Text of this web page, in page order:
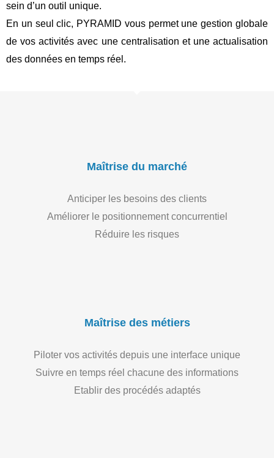
sein d’un outil unique.
En un seul clic, PYRAMID vous permet une gestion globale
de vos activités avec une centralisation et une actualisation
des données en temps réel.
Maîtrise du marché
Anticiper les besoins des clients
Améliorer le positionnement concurrentiel
Réduire les risques
Maîtrise des métiers
Piloter vos activités depuis une interface unique
Suivre en temps réel chacune des informations
Etablir des procédés adaptés